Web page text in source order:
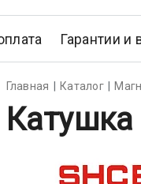
Гарантии и
Главная Каталог